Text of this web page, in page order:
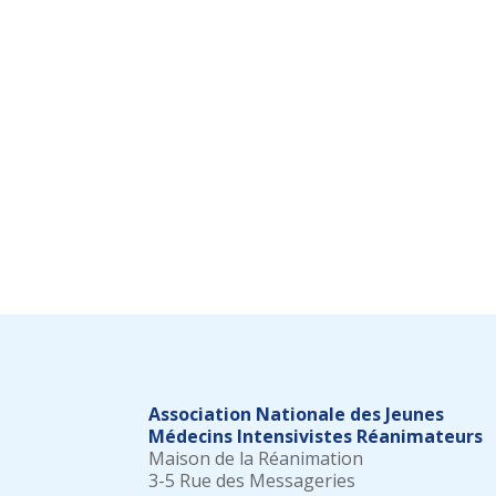
Association Nationale des Jeunes
Médecins Intensivistes Réanimateurs
Maison de la Réanimation
3-5 Rue des Messageries